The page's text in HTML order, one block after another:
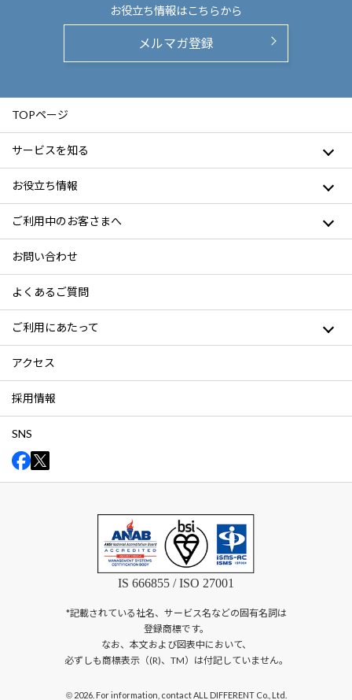
お役立ち情報はこちらから
メルマガ登録
TOPページ
サービスを知る
お役立ち情報
ご利用中のお客さまへ
お問い合わせ
よくあるご質問
ご利用にあたって
アクセス
採用情報
SNS
IS 666855 / ISO 27001
*記載されている社名、サービス名などの固有名詞は
登録商標です。
なお、本文および図表中において、
必ずしも商標表示（(R)、TM）は付記していません。
©2026. For information, contact ALL DIFFERENT Co., Ltd.